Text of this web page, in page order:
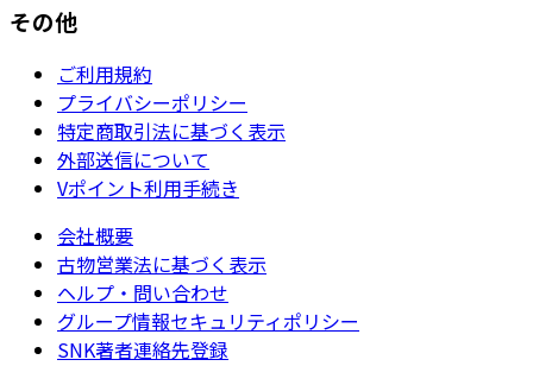
その他
ご利用規約
プライバシーポリシー
特定商取引法に基づく表示
外部送信について
Vポイント利用手続き
会社概要
古物営業法に基づく表示
ヘルプ・問い合わせ
グループ情報セキュリティポリシー
SNK著者連絡先登録